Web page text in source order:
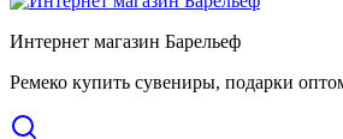
Интернет магазин Барельеф
Ремеко купить сувениры, подарки